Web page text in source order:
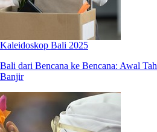
Kaleidoskop Bali 2025
Bali dari Bencana ke Bencana: Awal
Banjir